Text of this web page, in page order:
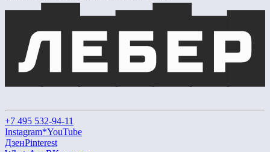
+7 495 532-94-11
Instagram*YouTube
ДзенPinterest